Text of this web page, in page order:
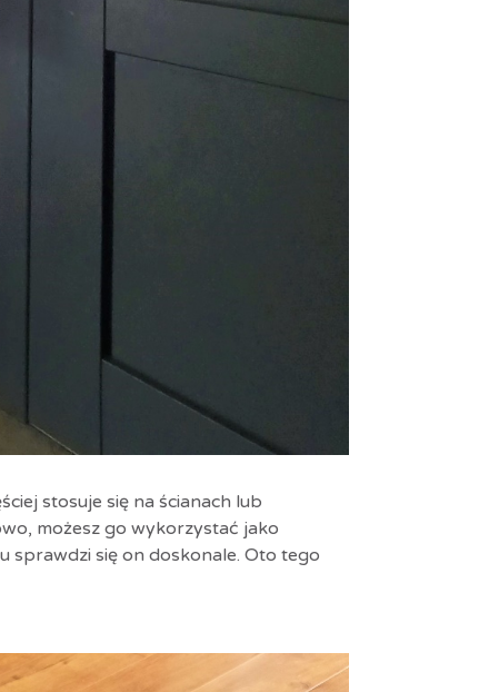
stosuje się na ścianach lub
możesz go wykorzystać jako
sprawdzi się on doskonale. Oto tego